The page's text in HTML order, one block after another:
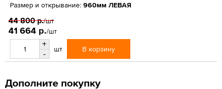
Размер и открывание: 960мм ЛЕВАЯ
44 800 р./шт
41 664 р./шт
+
-
шт В корзину
Дополните покупку